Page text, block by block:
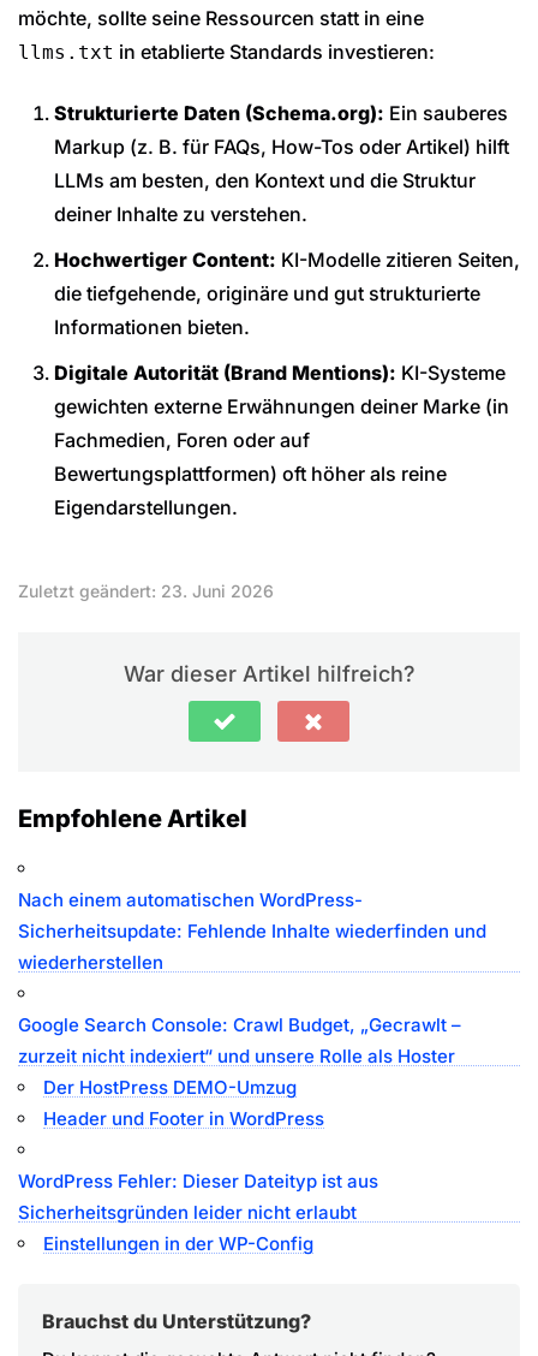
möchte, sollte seine Ressourcen statt in eine
llms.txt in etablierte Standards investieren:
Strukturierte Daten (Schema.org): Ein sauberes
Markup (z. B. für FAQs, How-Tos oder Artikel) hilft
LLMs am besten, den Kontext und die Struktur
deiner Inhalte zu verstehen.
Hochwertiger Content: KI-Modelle zitieren Seiten,
die tiefgehende, originäre und gut strukturierte
Informationen bieten.
Digitale Autorität (Brand Mentions): KI-Systeme
gewichten externe Erwähnungen deiner Marke (in
Fachmedien, Foren oder auf
Bewertungsplattformen) oft höher als reine
Eigendarstellungen.
Zuletzt geändert: 23. Juni 2026
War dieser Artikel hilfreich?
Empfohlene Artikel
Nach einem automatischen WordPress-
Sicherheitsupdate: Fehlende Inhalte wiederfinden und
wiederherstellen
Google Search Console: Crawl Budget, „Gecrawlt –
zurzeit nicht indexiert“ und unsere Rolle als Hoster
Der HostPress DEMO-Umzug
Header und Footer in WordPress
WordPress Fehler: Dieser Dateityp ist aus
Sicherheitsgründen leider nicht erlaubt
Einstellungen in der WP-Config
Brauchst du Unterstützung?